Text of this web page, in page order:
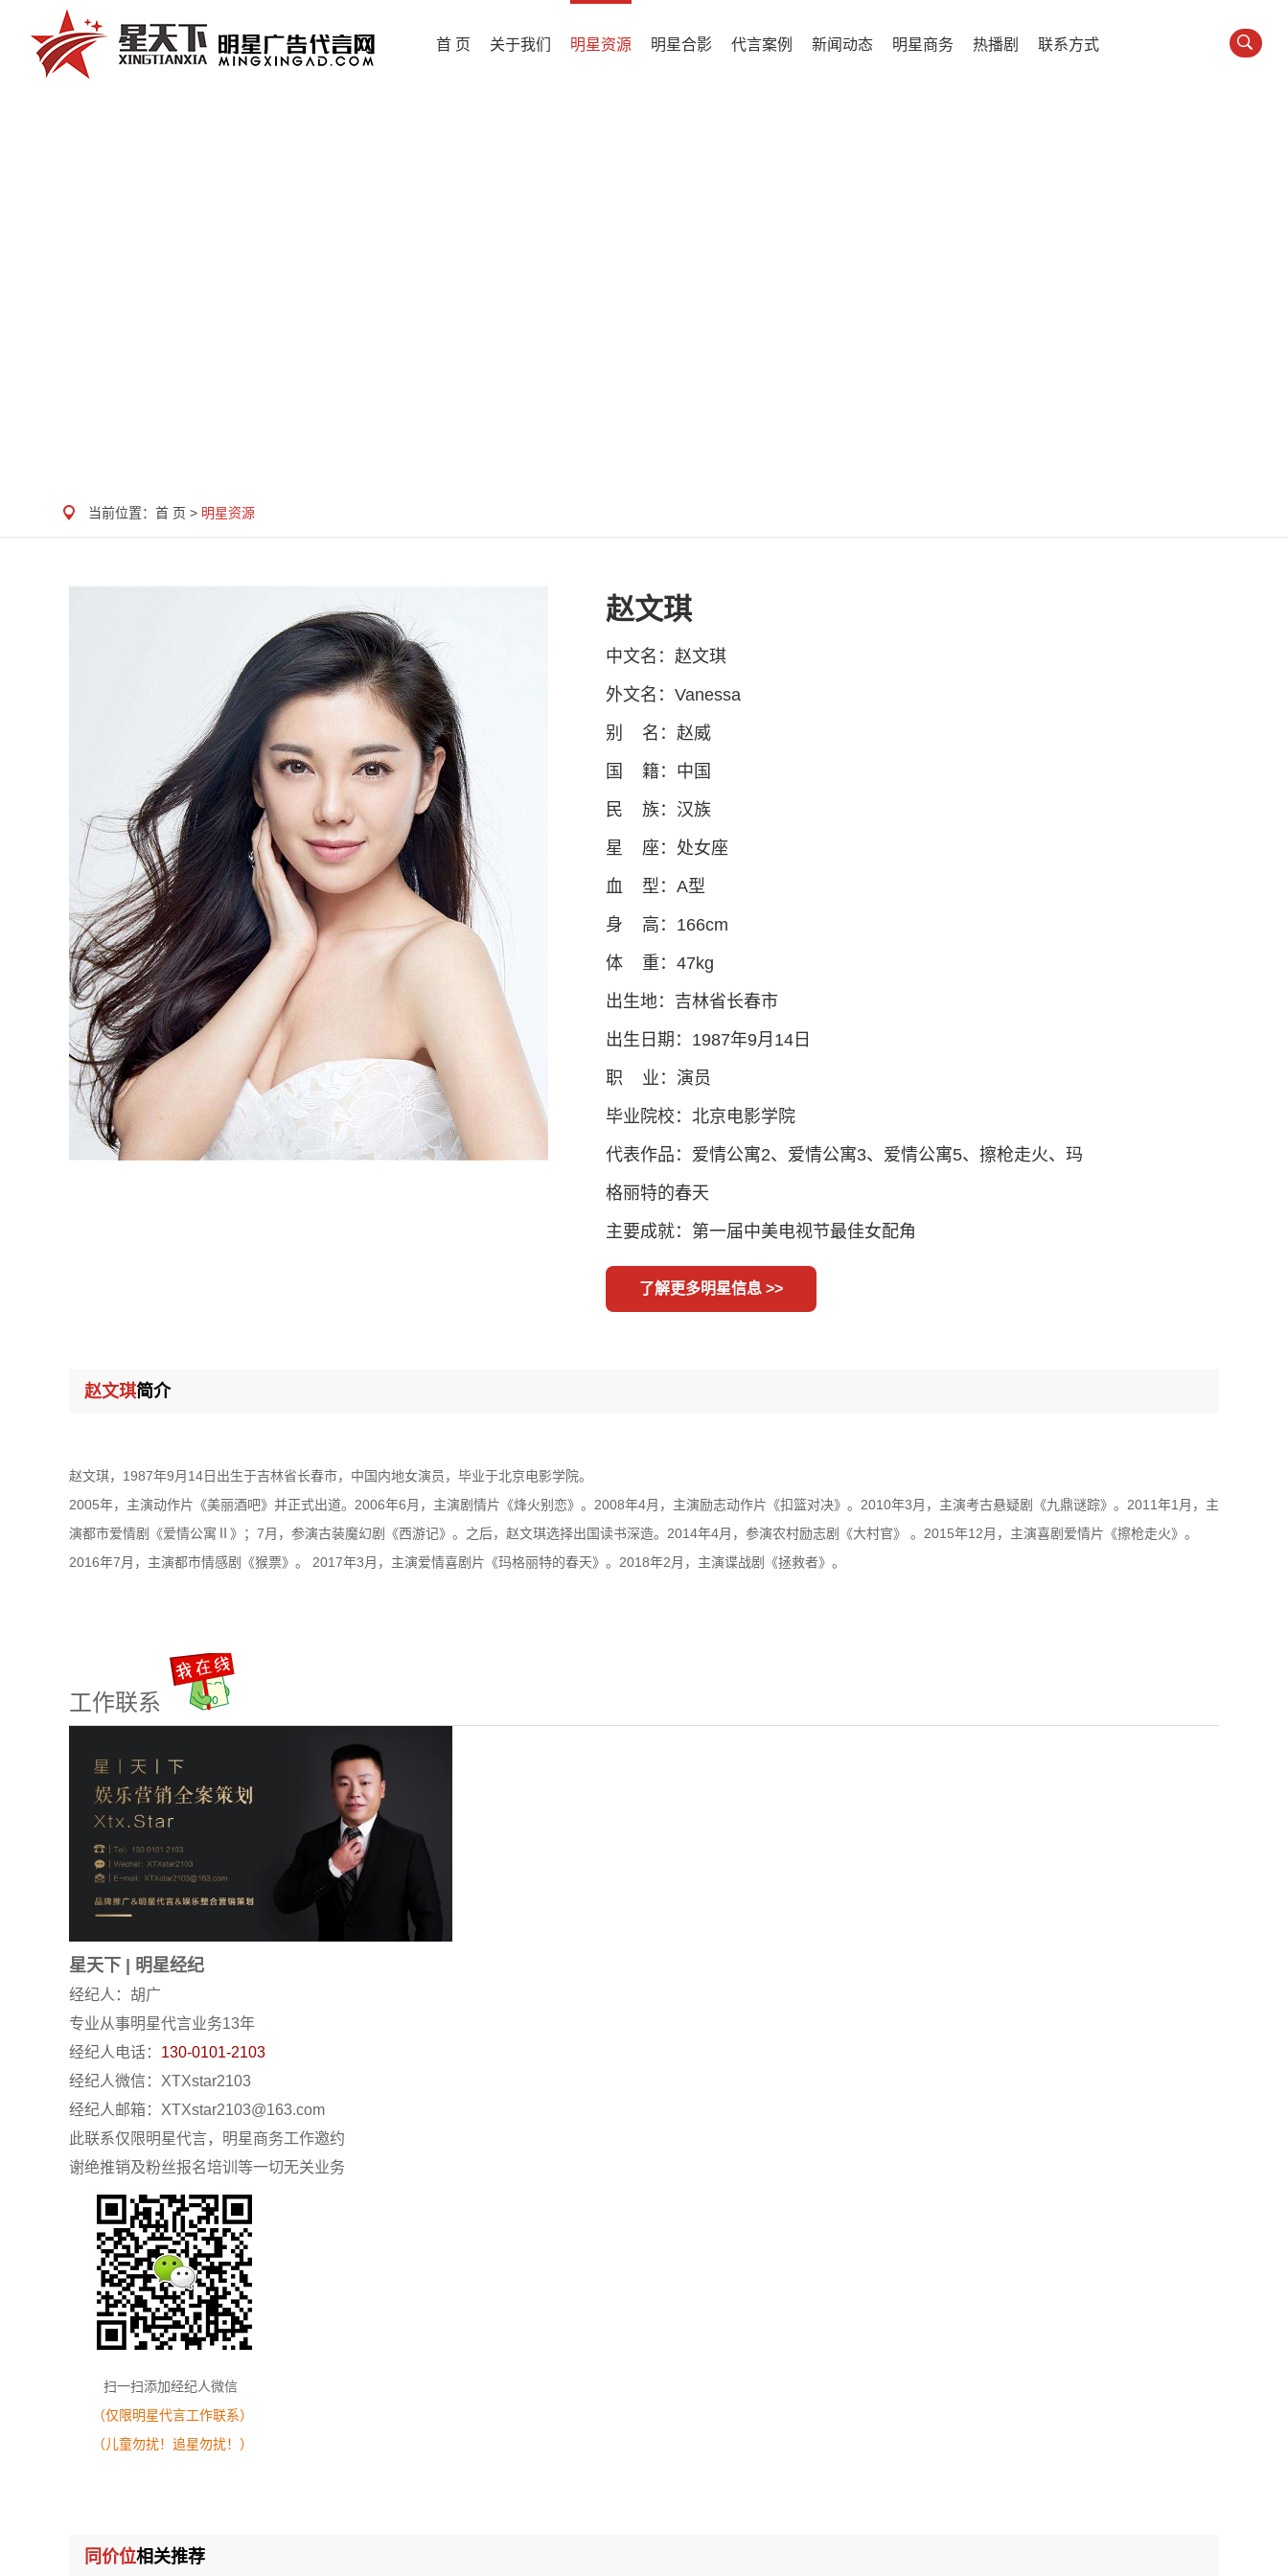
首 页 关于我们 明星资源 明星合影 代言案例 新闻动态 明星商务 热播剧 联系方式
当前位置： 首 页 > 明星资源
赵文琪
中文名：赵文琪
外文名：Vanessa
别 名：赵威
国 籍：中国
民 族：汉族
星 座：处女座
血 型：A型
身 高：166cm
体 重：47kg
出生地：吉林省长春市
出生日期：1987年9月14日
职 业：演员
毕业院校：北京电影学院
代表作品：爱情公寓2、爱情公寓3、爱情公寓5、擦枪走火、玛
格丽特的春天
主要成就：第一届中美电视节最佳女配角
了解更多明星信息 >>
赵文琪简介
赵文琪，1987年9月14日出生于吉林省长春市，中国内地女演员，毕业于北京电影学院。
2005年，主演动作片《美丽酒吧》并正式出道。2006年6月，主演剧情片《烽火别恋》。2008年4月，主演励志动作片《扣篮对决》。2010年3月，主演考古悬疑剧《九鼎谜踪》。2011年1月，主
演都市爱情剧《爱情公寓Ⅱ》；7月，参演古装魔幻剧《西游记》。之后，赵文琪选择出国读书深造。2014年4月，参演农村励志剧《大村官》 。2015年12月，主演喜剧爱情片《擦枪走火》。
2016年7月，主演都市情感剧《猴票》。 2017年3月，主演爱情喜剧片《玛格丽特的春天》。2018年2月，主演谍战剧《拯救者》。
工作联系
星天下 明星经纪
经纪人：胡广
专业从事明星代言业务13年
经纪人电话： 130-0101-2103
经纪人微信：XTXstar2103
经纪人邮箱：XTXstar2103@163.com
此联系仅限明星代言，明星商务工作邀约
谢绝推销及粉丝报名培训等一切无关业务
扫一扫添加经纪人微信
（仅限明星代言工作联系）
（儿童勿扰！追星勿扰！）
同价位相关推荐